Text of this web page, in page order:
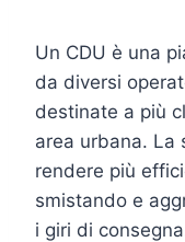
Un CDU è una
da diversi
destinate a più
area urbana. La
rendere più
smistando e
i giri di